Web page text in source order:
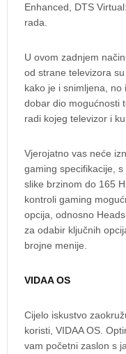
Enhanced, DTS
rada.
U ovom zadnjem
od strane televizora
kako je i snimljena,
dobar dio mogućnosti
radi kojeg televizor i
Vjerojatno vas neće
gaming specifikacije,
slike brzinom do 165
kontroli gaming
opcija, odnosno
za odabir ključnih
brojne menije.
VIDAA OS
Cijelo iskustvo
koristi, VIDAA OS.
vam početni zaslon s